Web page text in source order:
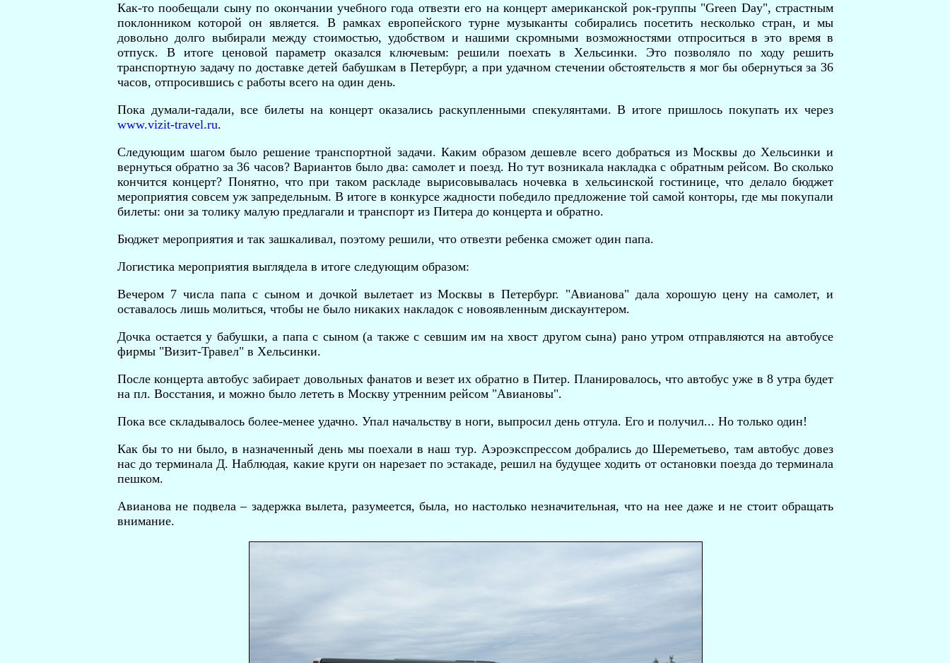
Как-то пообещали сыну по окончании учебного года отвезти его на концерт американской рок-группы "Green Day", страстным
поклонником которой он является. В рамках европейского турне музыканты собирались посетить несколько стран, и мы
довольно долго выбирали между стоимостью, удобством и нашими скромными возможностями отпроситься в это время в
отпуск. В итоге ценовой параметр оказался ключевым: решили поехать в Хельсинки. Это позволяло по ходу решить
транспортную задачу по доставке детей бабушкам в Петербург, а при удачном стечении обстоятельств я мог бы обернуться за 36
часов, отпросившись с работы всего на один день.
Пока думали-гадали, все билеты на концерт оказались раскупленными спекулянтами. В итоге пришлось покупать их через
www.vizit-travel.ru.
Следующим шагом было решение транспортной задачи. Каким образом дешевле всего добраться из Москвы до Хельсинки и
вернуться обратно за 36 часов? Вариантов было два: самолет и поезд. Но тут возникала накладка с обратным рейсом. Во сколько
кончится концерт? Понятно, что при таком раскладе вырисовывалась ночевка в хельсинской гостинице, что делало бюджет
мероприятия совсем уж запредельным. В итоге в конкурсе жадности победило предложение той самой конторы, где мы покупали
билеты: они за толику малую предлагали и транспорт из Питера до концерта и обратно.
Бюджет мероприятия и так зашкаливал, поэтому решили, что отвезти ребенка сможет один папа.
Логистика мероприятия выглядела в итоге следующим образом:
Вечером 7 числа папа с сыном и дочкой вылетает из Москвы в Петербург. "Авианова" дала хорошую цену на самолет, и
оставалось лишь молиться, чтобы не было никаких накладок с новоявленным дискаунтером.
Дочка остается у бабушки, а папа с сыном (а также с севшим им на хвост другом сына) рано утром отправляются на автобусе
фирмы "Визит-Травел" в Хельсинки.
После концерта автобус забирает довольных фанатов и везет их обратно в Питер. Планировалось, что автобус уже в 8 утра будет
на пл. Восстания, и можно было лететь в Москву утренним рейсом "Авиановы".
Пока все складывалось более-менее удачно. Упал начальству в ноги, выпросил день отгула. Его и получил... Но только один!
Как бы то ни было, в назначенный день мы поехали в наш тур. Аэроэкспрессом добрались до Шереметьево, там автобус довез
нас до терминала Д. Наблюдая, какие круги он нарезает по эстакаде, решил на будущее ходить от остановки поезда до терминала
пешком.
Авианова не подвела – задержка вылета, разумеется, была, но настолько незначительная, что на нее даже и не стоит обращать
внимание.